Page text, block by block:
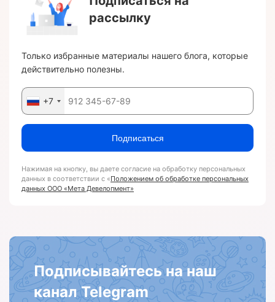
рассылку
Только избранные материалы нашего блога, которые
действительно полезны.
+7
Подписаться
Нажимая на кнопку, вы даете согласие на обработку персональных
данных в соответствии с «Положением об обработке персональных
данных ООО «Мета Девелопмент»
Подписывайтесь на наш
канал Telegram